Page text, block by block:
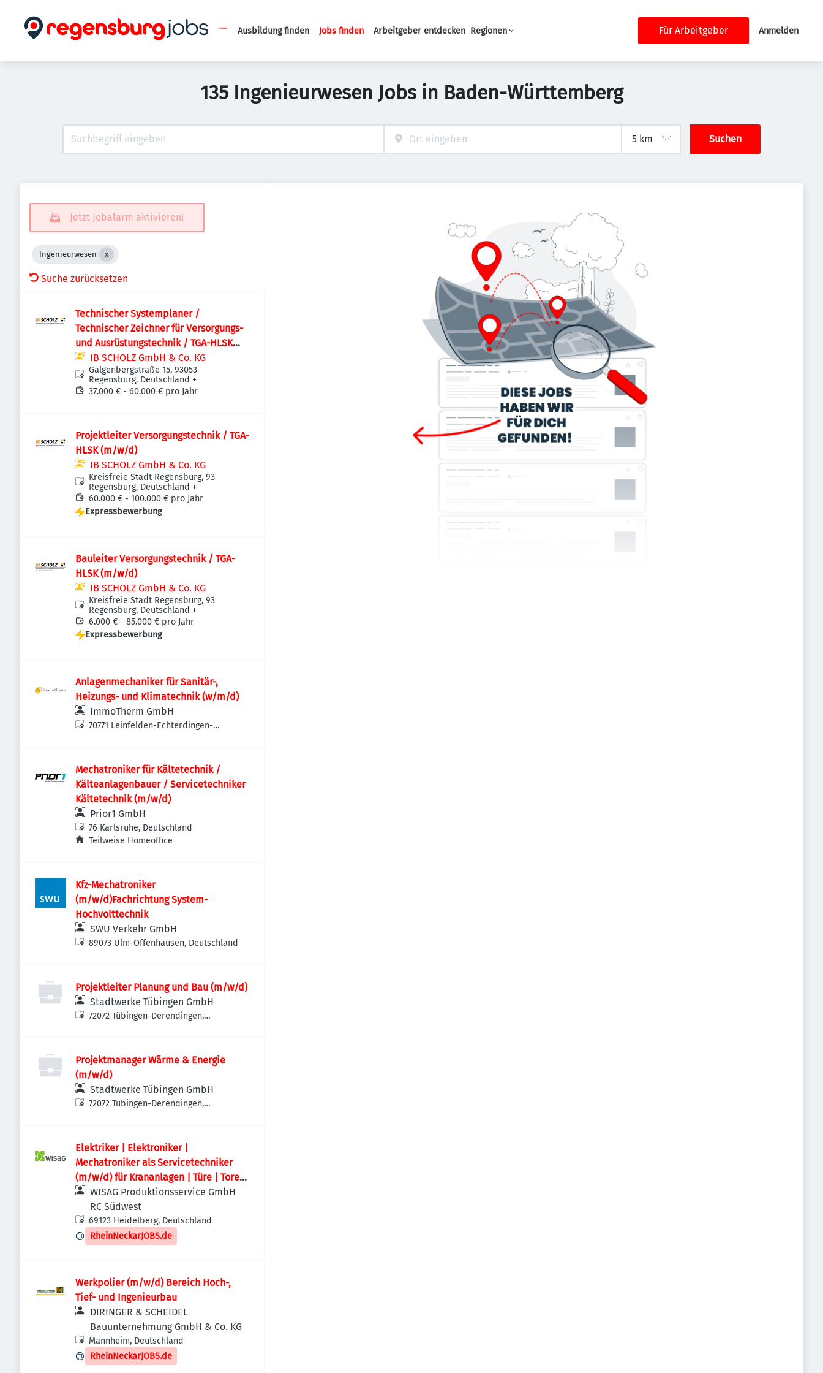
Haupt-Navigation
Ausbildung finden Jobs finden Arbeitgeber entdecken Regionen Für Arbeitgeber Anmelden
135 Ingenieurwesen Jobs in Baden-Württemberg
Suchen
Jetzt Jobalarm aktivieren!
Ingenieurwesen
Suche zurücksetzen
Technischer Systemplaner /
Technischer Zeichner für Versorgungs-
und Ausrüstungstechnik / TGA-HLSK
(m/w/d)
IB SCHOLZ GmbH & Co. KG
Galgenbergstraße 15, 93053
Regensburg, Deutschland +
37.000 € - 60.000 € pro Jahr
Projektleiter Versorgungstechnik / TGA-
HLSK (m/w/d)
IB SCHOLZ GmbH & Co. KG
Kreisfreie Stadt Regensburg, 93
Regensburg, Deutschland +
60.000 € - 100.000 € pro Jahr
Expressbewerbung
Bauleiter Versorgungstechnik / TGA-
HLSK (m/w/d)
IB SCHOLZ GmbH & Co. KG
Kreisfreie Stadt Regensburg, 93
Regensburg, Deutschland +
6.000 € - 85.000 € pro Jahr
Expressbewerbung
Anlagenmechaniker für Sanitär-,
Heizungs- und Klimatechnik (w/m/d)
ImmoTherm GmbH
70771 Leinfelden-Echterdingen-
Mechatroniker für Kältetechnik /
Kälteanlagenbauer / Servicetechniker
Kältetechnik (m/w/d)
Prior1 GmbH
76 Karlsruhe, Deutschland
Teilweise Homeoffice
Kfz-Mechatroniker
(m/w/d)Fachrichtung System-
Hochvolttechnik
SWU Verkehr GmbH
89073 Ulm-Offenhausen, Deutschland
Projektleiter Planung und Bau (m/w/d)
Stadtwerke Tübingen GmbH
72072 Tübingen-Derendingen,
Projektmanager Wärme & Energie
(m/w/d)
Stadtwerke Tübingen GmbH
72072 Tübingen-Derendingen,
Elektriker | Elektroniker |
Mechatroniker als Servicetechniker
(m/w/d) für Krananlagen | Türe | Tore
im Rhein-Neckar-Kreis
WISAG Produktionsservice GmbH
RC Südwest
69123 Heidelberg, Deutschland
RheinNeckarJOBS.de
Werkpolier (m/w/d) Bereich Hoch-,
Tief- und Ingenieurbau
DIRINGER & SCHEIDEL
Bauunternehmung GmbH & Co. KG
Mannheim, Deutschland
RheinNeckarJOBS.de